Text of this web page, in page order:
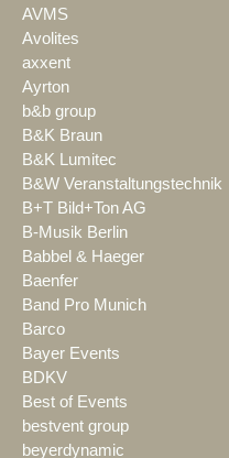
AVMS
Avolites
axxent
Ayrton
b&b group
B&K Braun
B&K Lumitec
B&W Veranstaltungstechnik
B+T Bild+Ton AG
B-Musik Berlin
Babbel & Haeger
Baenfer
Band Pro Munich
Barco
Bayer Events
BDKV
Best of Events
bestvent group
beyerdynamic